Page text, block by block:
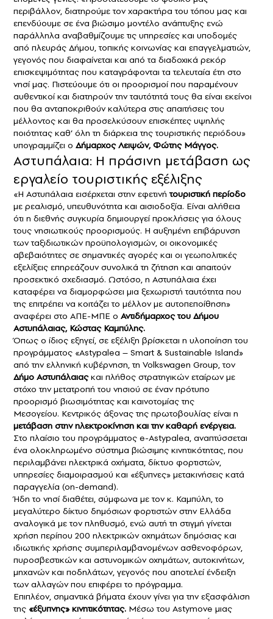
περιβάλλον, διατηρούμε τον χαρακτήρα του τόπου μας και
επενδύουμε σε ένα βιώσιμο μοντέλο ανάπτυξης ενώ
παράλληλα αναβαθμίζουμε τις υπηρεσίες και υποδομές
από πλευράς Δήμου, τοπικής κοινωνίας και επαγγελματιών,
γεγονός που διαφαίνεται και από τα διαδοχικά ρεκόρ
επισκεψιμότητας που καταγράφονται τα τελευταία έτη στο
νησί μας. Πιστεύουμε ότι οι προορισμοί που παραμένουν
αυθεντικοί και διατηρούν την ταυτότητά τους θα είναι εκείνοι
που θα ανταποκριθούν καλύτερα στις απαιτήσεις του
μέλλοντος και θα προσελκύσουν επισκέπτες υψηλής
ποιότητας καθ’ όλη τη διάρκεια της τουριστικής περιόδου»
υπογραμμίζει ο Δήμαρχος Λειψών, Φώτης Μάγγος.
Αστυπάλαια: Η πράσινη μετάβαση ως
εργαλείο τουριστικής εξέλιξης
«Η Αστυπάλαια εισέρχεται στην εφετινήτουριστική περίοδο
με ρεαλισμό, υπευθυνότητα και αισιοδοξία. Είναι αλήθεια
ότι η διεθνής συγκυρία δημιουργεί προκλήσεις για όλους
τους νησιωτικούς προορισμούς. Η αυξημένη επιβάρυνση
των ταξιδιωτικών προϋπολογισμών, οι οικονομικές
αβεβαιότητες σε σημαντικές αγορές και οι γεωπολιτικές
εξελίξεις επηρεάζουν συνολικά τη ζήτηση και απαιτούν
προσεκτικό σχεδιασμό. Ωστόσο, η Αστυπάλαια έχει
καταφέρει να διαμορφώσει μια ξεχωριστή ταυτότητα που
της επιτρέπει να κοιτάζει το μέλλον με αυτοπεποίθηση»
αναφέρει στο ΑΠΕ-ΜΠΕ ο Αντιδήμαρχος του Δήμου
Αστυπάλαιας, Κώστας Καμπύλης.
Όπως ο ίδιος εξηγεί, σε εξέλιξη βρίσκεται η υλοποίηση του
προγράμματος «Astypalea – Smart & Sustainable Island»
από την ελληνική κυβέρνηση, τη Volkswagen Group, τον
Δήμο Αστυπάλαιαςκαι πλήθος στρατηγικών εταίρων με
στόχο την μετατροπή του νησιού σε έναν πρότυπο
προορισμό βιωσιμότητας και καινοτομίας της
Μεσογείου. Κεντρικός άξονας της πρωτοβουλίας είναι η
μετάβαση στην ηλεκτροκίνηση και την καθαρή ενέργεια.
Στο πλαίσιο του προγράμματος e-Astypalea, αναπτύσσεται
ένα ολοκληρωμένο σύστημα βιώσιμης κινητικότητας, που
περιλαμβάνει ηλεκτρικά οχήματα, δίκτυο φορτιστών,
υπηρεσίες διαμοιρασμού και «έξυπνες» μετακινήσεις κατά
παραγγελία (on-demand).
Ήδη το νησί διαθέτει, σύμφωνα με τον κ. Καμπύλη, το
μεγαλύτερο δίκτυο δημόσιων φορτιστών στην Ελλάδα
αναλογικά με τον πληθυσμό, ενώ αυτή τη στιγμή γίνεται
χρήση περίπου 200 ηλεκτρικών οχημάτων δημόσιας και
ιδιωτικής χρήσης συμπεριλαμβανομένων ασθενοφόρων,
πυροσβεστικών και αστυνομικών οχημάτων, αυτοκινήτων,
μηχανών και ποδηλάτων, γεγονός που αποτελεί ένδειξη
των αλλαγών που επιφέρει το πρόγραμμα.
Επιπλέον, σημαντικά βήματα έχουν γίνει για την εξασφάλιση
της «έξυπνης» κινητικότητας. Μέσω του Astymove μιας